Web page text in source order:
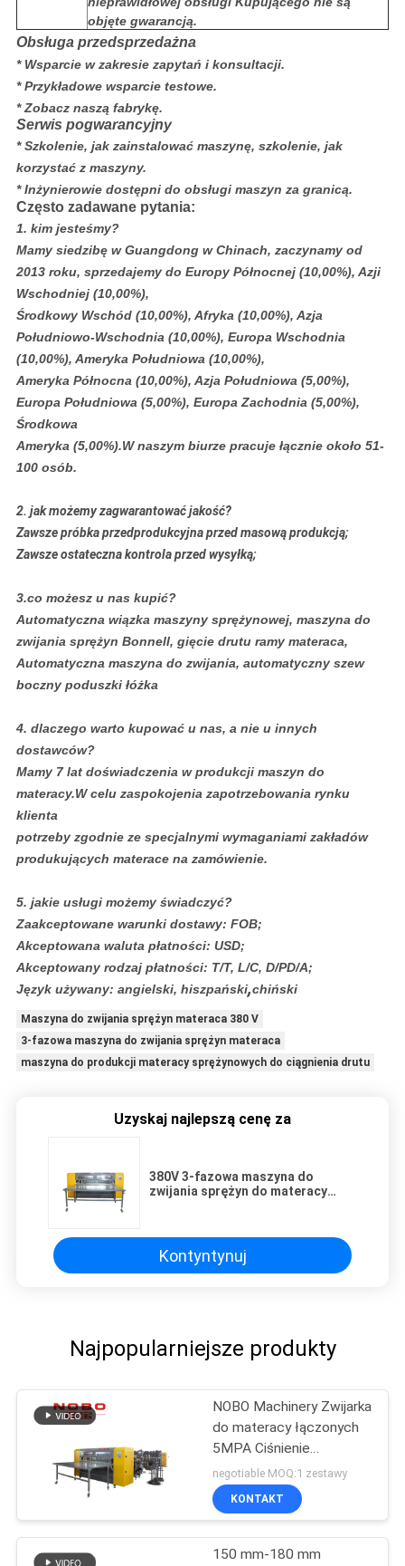
objęte gwarancją.
Obsługa przedsprzedażna
* Wsparcie w zakresie zapytań i konsultacji.
* Przykładowe wsparcie testowe.
* Zobacz naszą fabrykę.
Serwis pogwarancyjny
* Szkolenie, jak zainstalować maszynę, szkolenie, jak
korzystać z maszyny.
* Inżynierowie dostępni do obsługi maszyn za granicą.
Często zadawane pytania:
1. kim jesteśmy?
Mamy siedzibę w Guangdong w Chinach, zaczynamy od
2013 roku, sprzedajemy do Europy Północnej (10,00%), Azji
Wschodniej (10,00%),
Środkowy Wschód (10,00%), Afryka (10,00%), Azja
Południowo-Wschodnia (10,00%), Europa Wschodnia
(10,00%), Ameryka Południowa (10,00%),
Ameryka Północna (10,00%), Azja Południowa (5,00%),
Europa Południowa (5,00%), Europa Zachodnia (5,00%),
Środkowa
Ameryka (5,00%).W naszym biurze pracuje łącznie około 51-
100 osób.
2. jak możemy zagwarantować jakość?
Zawsze próbka przedprodukcyjna przed masową produkcją;
Zawsze ostateczna kontrola przed wysyłką;
3.co możesz u nas kupić?
Automatyczna wiązka maszyny sprężynowej, maszyna do
zwijania sprężyn Bonnell, gięcie drutu ramy materaca,
Automatyczna maszyna do zwijania, automatyczny szew
boczny poduszki łóżka
4. dlaczego warto kupować u nas, a nie u innych
dostawców?
Mamy 7 lat doświadczenia w produkcji maszyn do
materacy.W celu zaspokojenia zapotrzebowania rynku
klienta
potrzeby zgodnie ze specjalnymi wymaganiami zakładów
produkujących materace na zamówienie.
5. jakie usługi możemy świadczyć?
Zaakceptowane warunki dostawy: FOB;
Akceptowana waluta płatności: USD;
Akceptowany rodzaj płatności: T/T, L/C, D/PD/A;
Język używany: angielski, hiszpański,chiński
Maszyna do zwijania sprężyn materaca 380 V
3-fazowa maszyna do zwijania sprężyn materaca
maszyna do produkcji materacy sprężynowych do ciągnienia drutu
Uzyskaj najlepszą cenę za
380V 3-fazowa maszyna do
zwijania sprężyn do materacy
Kontyntynuj
Najpopularniejsze produkty
NOBO Machinery Zwijarka
do materacy łączonych
5MPA Ciśnienie
hydrauliczne NOBO-LS-2
negotiable MOQ:1 zestawy
KONTAKT
150 mm-180 mm